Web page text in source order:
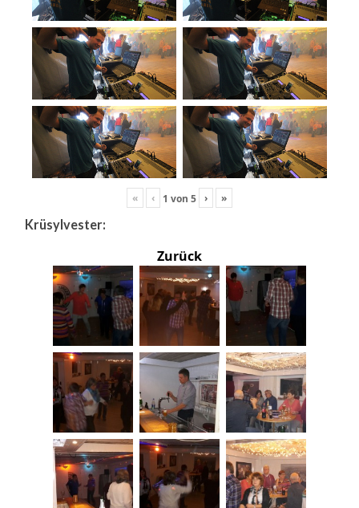
« ‹ 1 von 5 › »
Krüsylvester:
Zurück